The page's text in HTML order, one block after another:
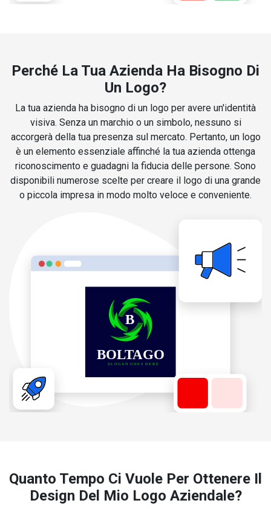
Perché La Tua Azienda Ha Bisogno Di
Un Logo?
La tua azienda ha bisogno di un logo per avere un'identità
visiva. Senza un marchio o un simbolo, nessuno si
accorgerà della tua presenza sul mercato. Pertanto, un logo
è un elemento essenziale affinché la tua azienda ottenga
riconoscimento e guadagni la fiducia delle persone. Sono
disponibili numerose scelte per creare il logo di una grande
o piccola impresa in modo molto veloce e conveniente.
Quanto Tempo Ci Vuole Per Ottenere Il
Design Del Mio Logo Aziendale?